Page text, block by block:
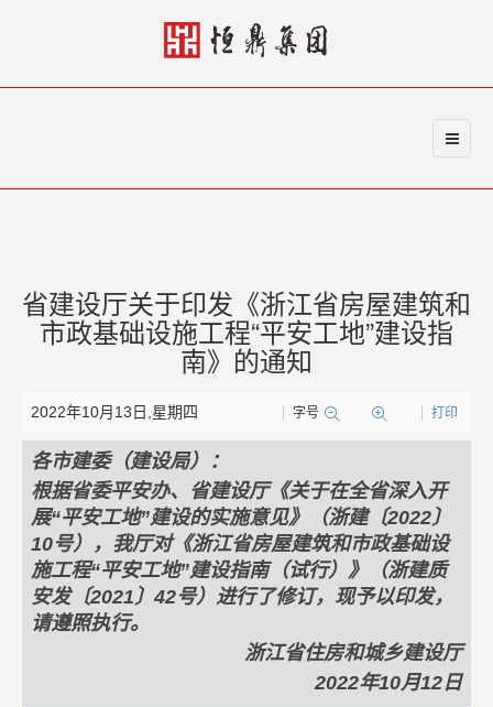
省建设厅关于印发《浙江省房屋建筑和
市政基础设施工程“平安工地”建设指
南》的通知
2022年10月13日,星期四 字号 打印
各市建委（建设局）：
根据省委平安办、省建设厅《关于在全省深入开
展“平安工地”建设的实施意见》（浙建〔2022〕
10号），我厅对《浙江省房屋建筑和市政基础设
施工程“平安工地”建设指南（试行）》（浙建质
安发〔2021〕42号）进行了修订，现予以印发，
请遵照执行。
浙江省住房和城乡建设厅
2022年10月12日